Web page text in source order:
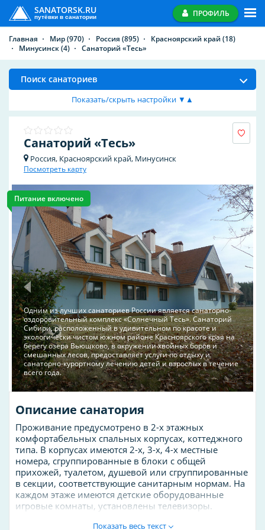
SANATORSK.RU
путёвки в санатории ПРОФИЛЬ
Главная Мир(970) Россия (895) Красноярский край(18)
Минусинск(4) Санаторий «Тесь»
Поиск санаториев
Показать/скрыть настройки ▼▲
Санаторий «Тесь»
Россия, Красноярский край, Минусинск
Посмотреть карту
Питание включено
Одним из лучших санаториев России является санаторно-
оздоровительный комплекс «Солнечный Тесь». Санаторий
Сибири, расположенный в удивительном по красоте и
экологически чистом южном районе Красноярского края на
берегу озера Вьюшково, в окружении хвойных боров и
смешанных лесов, предоставляет услуги по отдыху и
санаторно-курортному лечению детей и взрослых в течение
всего года.
Описание санатория
Проживание предусмотрено в 2-х этажных
комфортабельных спальных корпусах, коттеджного
типа. В корпусах имеются 2-х, 3-х, 4-х местные
номера, сгруппированные в блоки с общей
прихожей, туалетом, душевой или сгруппированные
в секции, соответствующие санитарным нормам. На
каждом этаже имеются детские оборудованные
игровые комнаты, установлены телевизоры.
Питание – неотъемлемый фактор оздоровления.
Показать весь текст